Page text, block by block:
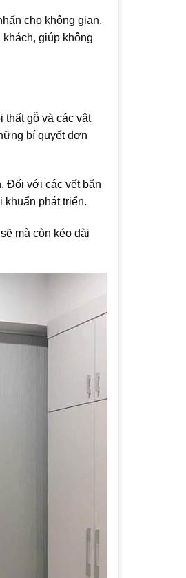
cho không gian.
giúp không
thất gỗ và các vật
bí quyết đơn
Đối với các vết bẩn
khuẩn phát triển.
mà còn kéo dài